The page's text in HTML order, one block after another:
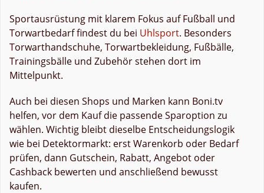
Sportausrüstung mit klarem Fokus auf Fußball und
Torwartbedarf findest du bei Uhlsport. Besonders
Torwarthandschuhe, Torwartbekleidung, Fußbälle,
Trainingsbälle und Zubehör stehen dort im
Mittelpunkt.
Auch bei diesen Shops und Marken kann Boni.tv
helfen, vor dem Kauf die passende Sparoption zu
wählen. Wichtig bleibt dieselbe Entscheidungslogik
wie bei Detektormarkt: erst Warenkorb oder Bedarf
prüfen, dann Gutschein, Rabatt, Angebot oder
Cashback bewerten und anschließend bewusst
kaufen.